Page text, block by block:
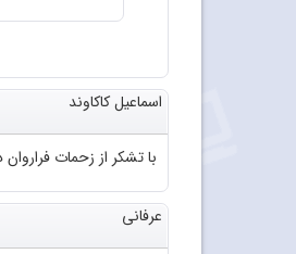
اسماعیل کاکاوند
با تشکر از زحمات
عرفانی